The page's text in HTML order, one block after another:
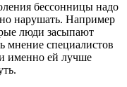
бессонницы надо
нарушать. Например
люди засыпают
мнение специалистов
именно ей лучше